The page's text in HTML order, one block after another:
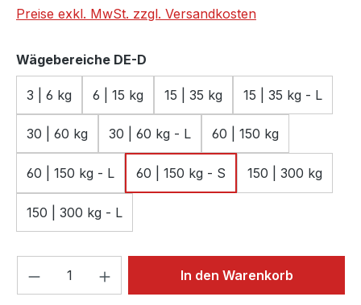
Preise exkl. MwSt. zzgl. Versandkosten
Wägebereiche DE-D
3 | 6 kg 6 | 15 kg 15 | 35 kg 15 | 35 kg - L
30 | 60 kg 30 | 60 kg - L 60 | 150 kg
60 | 150 kg - L 60 | 150 kg - S 150 | 300 kg
150 | 300 kg - L
Produkt Anzahl: Gib denIn den Warenkorb